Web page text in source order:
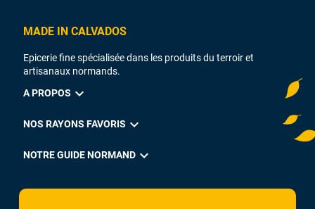
MADE IN CALVADOS
Epicerie fine spécialisée dans les produits du terroir et
artisanaux normands.
A PROPOS expand_more
NOS RAYONS FAVORIS expand_more
NOTRE GUIDE NORMAND expand_more